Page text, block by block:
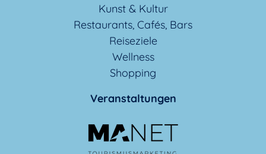
Kunst & Kultur
Restaurants, Cafés, Bars
Reiseziele
Wellness
Shopping
Veranstaltungen